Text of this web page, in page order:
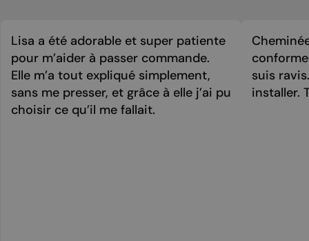
Lisa a été adorable et super patiente
pour m’aider à passer commande.
Elle m’a tout expliqué simplement,
sans me presser, et grâce à elle j’ai pu
choisir ce qu’il me fallait.
suis
installer.